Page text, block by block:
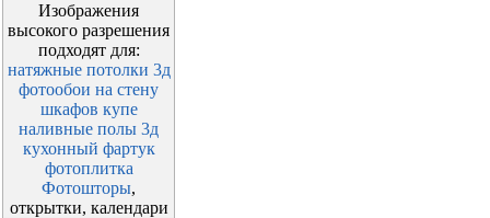
Изображения
высокого разрешения
подходят для:
натяжные потолки 3д
фотообои на стену
шкафов купе
наливные полы 3д
кухонный фартук
фотоплитка
Фотошторы,
открытки, календари